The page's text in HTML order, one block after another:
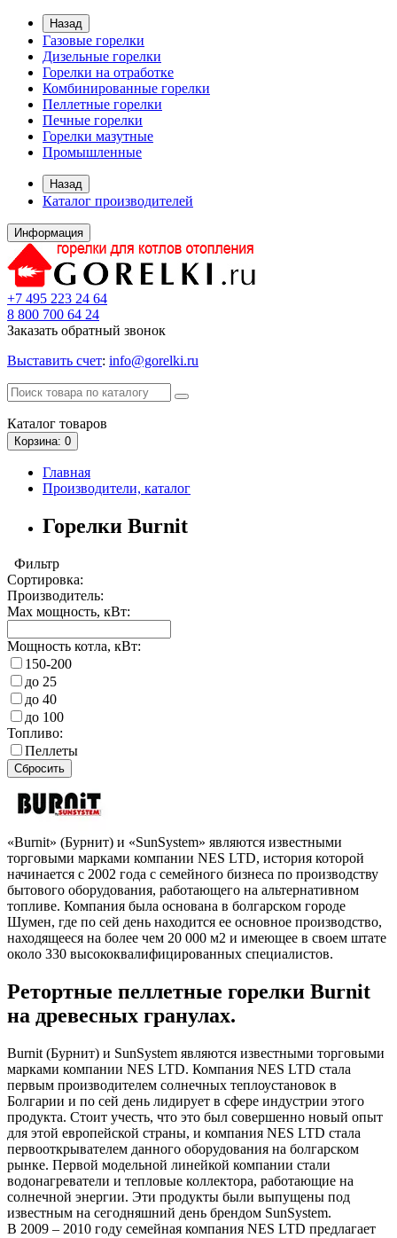
Назад
Газовые горелки
Дизельные горелки
Горелки на отработке
Комбинированные горелки
Пеллетные горелки
Печные горелки
Горелки мазутные
Промышленные
Назад
Каталог производителей
Информация
+7 495 223 24 64
8 800 700 64 24
Заказать обратный звонок
Выставить счет: info@gorelki.ru
Каталог товаров
Корзина: 0
Главная
Производители, каталог
Горелки Burnit
Фильтр
Сортировка:
Производитель:
Max мощность, кВт:
Мощность котла, кВт:
150-200
до 25
до 40
до 100
Топливо:
Пеллеты
Сбросить
«Burnit» (Бурнит) и «SunSystem» являются известными
торговыми марками компании NES LTD, история которой
начинается с 2002 года с семейного бизнеса по производству
бытового оборудования, работающего на альтернативном
топливе. Компания была основана в болгарском городе
Шумен, где по сей день находится ее основное производство,
находящееся на более чем 20 000 м2 и имеющее в своем штате
около 330 высококвалифицированных специалистов.
Ретортные пеллетные горелки Burnit
на древесных гранулах.
Burnit (Бурнит) и SunSystem являются известными торговыми
марками компании NES LTD. Компания NES LTD стала
первым производителем солнечных теплоустановок в
Болгарии и по сей день лидирует в сфере индустрии этого
продукта. Стоит учесть, что это был совершенно новый опыт
для этой европейской страны, и компания NES LTD стала
первооткрывателем данного оборудования на болгарском
рынке. Первой модельной линейкой компании стали
водонагреватели и тепловые коллектора, работающие на
солнечной энергии. Эти продукты были выпущены под
известным на сегодняшний день брендом SunSystem.
В 2009 – 2010 году семейная компания NES LTD предлагает